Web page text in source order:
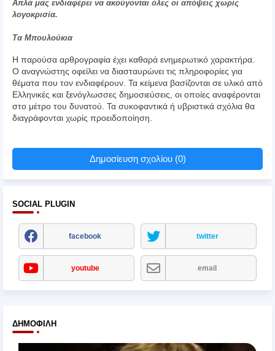
Απλά μας ενδιαφέρει να ακούγονται όλες οι απόψεις χωρίς
λογοκρισία.
Τα Μπουλούκια
Η παρούσα αρθρογραφία έχει καθαρά ενημερωτικό χαρακτήρα.
Ο αναγνώστης οφείλει να διασταυρώνει τις πληροφορίες για
θέματα που τον ενδιαφέρουν. Τα κείμενα βασίζονται σε υλικό από
Ελληνικές και ξενόγλωσσες δημοσιεύσεις, οι οποίες αναφέρονται
στο μέτρο του δυνατού. Τα συκοφαντικά ή υβριστικά σχόλια θα
διαγράφονται χωρίς προειδοποίηση.
Δημοσίευση σχολίου (0)
SOCIAL PLUGIN
facebook twitter
youtube email
ΔΗΜΟΦΙΛΉ